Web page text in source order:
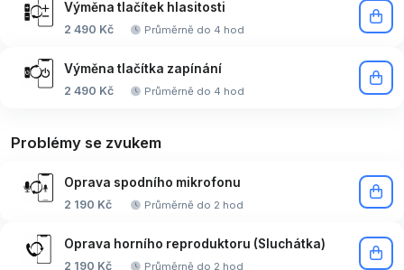
Výměna tlačítek hlasitosti
2 490 Kč Průměrně do 4 hod
Výměna tlačítka zapínání
2 490 Kč Průměrně do 4 hod
Problémy se zvukem
Oprava spodního mikrofonu
2 190 Kč Průměrně do 2 hod
Oprava horního reproduktoru (Sluchátka)
2 190 Kč Průměrně do 2 hod